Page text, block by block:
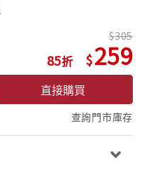
85
305
259
直接購買
查詢門市庫存